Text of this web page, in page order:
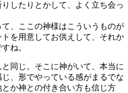
したりとかして、よく立ち会っ
、ここの神様はこういうものが
を用意してお供えして、それか
ね。
同じ。そこに神がいて、本当に
じ、形でやっている感がまるでな
か神との付き合い方も信じ方